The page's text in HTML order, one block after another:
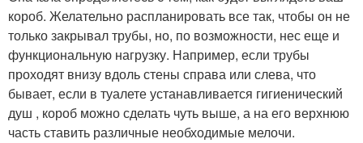
короб. Желательно распланировать все так, чтобы он не
только закрывал трубы, но, по возможности, нес еще и
функциональную нагрузку. Например, если трубы
проходят внизу вдоль стены справа или слева, что
бывает, если в туалете устанавливается гигиенический
душ , короб можно сделать чуть выше, а на его верхнюю
часть ставить различные необходимые мелочи.